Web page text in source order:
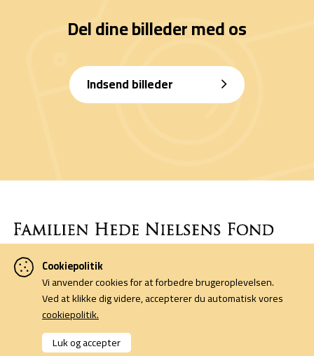
Del dine billeder med os
Indsend billeder
Denne side er finansieret af Familien Hede Nielsens Fond og drives
af foreningen Horsens Billeders Venner.
Cookiepolitik
Kontakt
Cookiepolitik
Vi anvender cookies for at forbedre brugeroplevelsen.
Ved at klikke dig videre, accepterer du automatisk vores
cookiepolitik.
Luk og accepter